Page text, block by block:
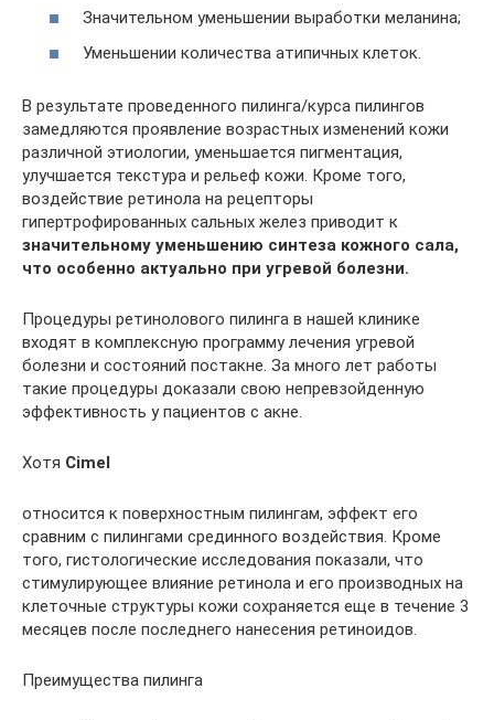
Значительном уменьшении выработки меланина;
Уменьшении количества атипичных клеток.
В результате проведенного пилинга/курса пилингов
замедляются проявление возрастных изменений кожи
различной этиологии, уменьшается пигментация,
улучшается текстура и рельеф кожи. Кроме того,
воздействие ретинола на рецепторы
гипертрофированных сальных желез приводит к
значительному уменьшению синтеза кожного сала,
что особенно актуально при угревой болезни.
Процедуры ретинолового пилинга в нашей клинике
входят в комплексную программу лечения угревой
болезни и состояний постакне. За много лет работы
такие процедуры доказали свою непревзойденную
эффективность у пациентов с акне.
Хотя Cimel
относится к поверхностным пилингам, эффект его
сравним с пилингами срединного воздействия. Кроме
того, гистологические исследования показали, что
стимулирующее влияние ретинола и его производных на
клеточные структуры кожи сохраняется еще в течение 3
месяцев после последнего нанесения ретиноидов.
Преимущества пилинга